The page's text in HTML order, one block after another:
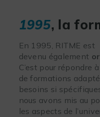
1995, la
En 1995, RITME est
devenu également
C’est pour répondre
de formations
besoins si
nous avons mis au
les aspects de